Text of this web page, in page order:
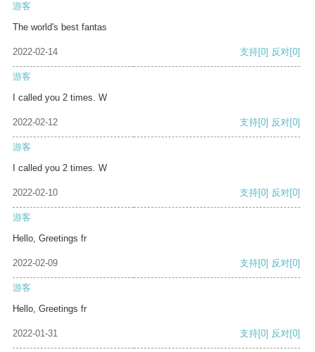
游客
The world's best fantas
2022-02-14 支持[0] 反对[0]
游客
I called you 2 times. W
2022-02-12 支持[0] 反对[0]
游客
I called you 2 times. W
2022-02-10 支持[0] 反对[0]
游客
Hello, Greetings fr
2022-02-09 支持[0] 反对[0]
游客
Hello, Greetings fr
2022-01-31 支持[0] 反对[0]